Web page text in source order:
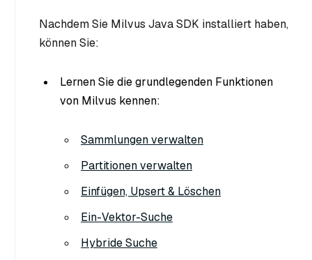
Nachdem Sie Milvus Java SDK installiert haben,
können Sie:
Lernen Sie die grundlegenden Funktionen
von Milvus kennen:
Sammlungen verwalten
Partitionen verwalten
Einfügen, Upsert & Löschen
Ein-Vektor-Suche
Hybride Suche